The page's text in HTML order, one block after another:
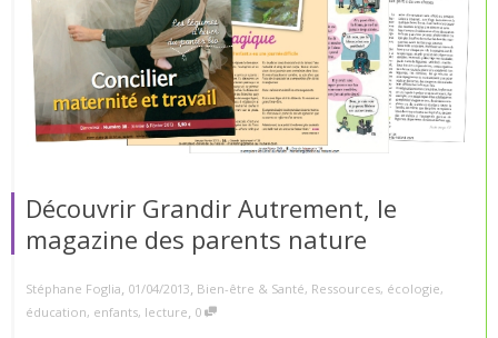
Découvrir Grandir Autrement, le
magazine des parents nature
Stéphane Foglia, 01/04/2013, Bien-être & Santé, Ressources, écologie,
éducation, enfants, lecture, 0